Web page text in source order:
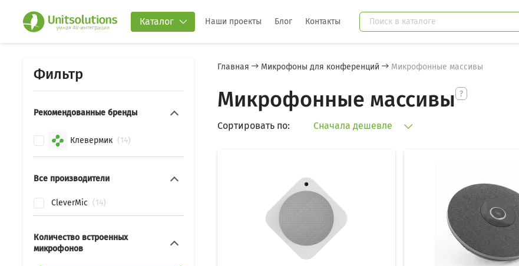
Каталог Наши проекты Блог Контакты
Фильтр
Рекомендованные бренды
Клевермик 14
Все производители
CleverMic 14
Количество встроенных
микрофонов
Главная Микрофоны для конференций Микрофонные массивы
Микрофонные массивы
Сортировать по: Сначала дешевле